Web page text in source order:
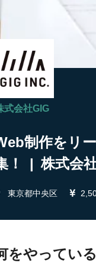
式会社GIG
制作をリ
！ | 株式会
東京都中央区
をやってい